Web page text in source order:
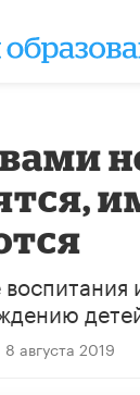
8 августа 2019